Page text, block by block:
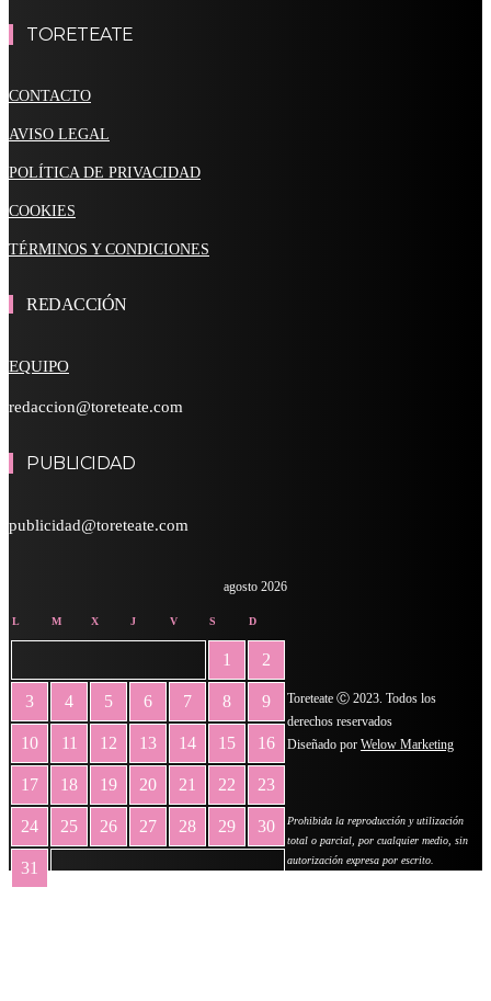
TORETEATE
CONTACTO
AVISO LEGAL
POLÍTICA DE PRIVACIDAD
COOKIES
TÉRMINOS Y CONDICIONES
REDACCIÓN
EQUIPO
redaccion@toreteate.com
PUBLICIDAD
publicidad@toreteate.com
agosto 2026
L M X J V S D
1 2
3 4 5 6 7 8 9
10 11 12 13 14 15 16
17 18 19 20 21 22 23
24 25 26 27 28 29 30
31
Toreteate Ⓒ 2023. Todos los
derechos reservados
Diseñado por Welow Marketing
Prohibida la reproducción y utilización
total o parcial, por cualquier medio, sin
autorización expresa por escrito.